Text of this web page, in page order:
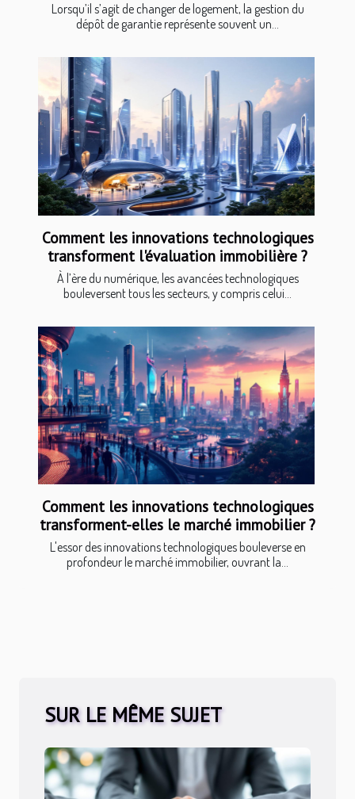
Lorsqu’il s’agit de changer de logement, la gestion du
dépôt de garantie représente souvent un...
Comment les innovations technologiques
transforment l'évaluation immobilière ?
À l’ère du numérique, les avancées technologiques
bouleversent tous les secteurs, y compris celui...
Comment les innovations technologiques
transforment-elles le marché immobilier ?
L'essor des innovations technologiques bouleverse en
profondeur le marché immobilier, ouvrant la...
SUR LE MÊME SUJET